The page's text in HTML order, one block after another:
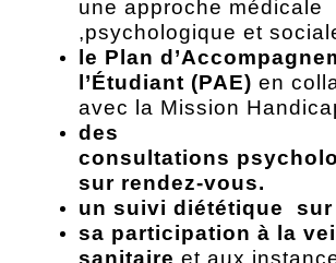
une approche médicale
,psychologique et
le Plan
l’Étudiant (PAE) en
avec la Mission
des
consultations
sur rendez-vous.
un suivi diététique sur
sa participation à la
sanitaire et aux